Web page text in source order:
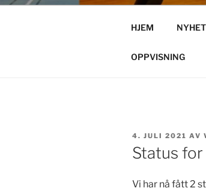
HJEM
OPPVISNING
PUBLISERT
4. JULI 2021 AV
Status
Vi har nå fått 2